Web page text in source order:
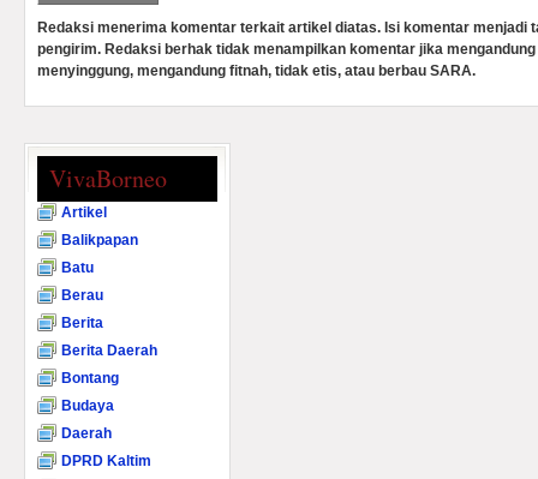
Redaksi menerima komentar terkait artikel diatas. Isi komentar menjadi
pengirim. Redaksi berhak tidak menampilkan komentar jika
menyinggung, mengandung fitnah, tidak etis, atau berbau SARA.
VivaBorneo
Artikel
Balikpapan
Batu
Berau
Berita
Berita Daerah
Bontang
Budaya
Daerah
DPRD Kaltim